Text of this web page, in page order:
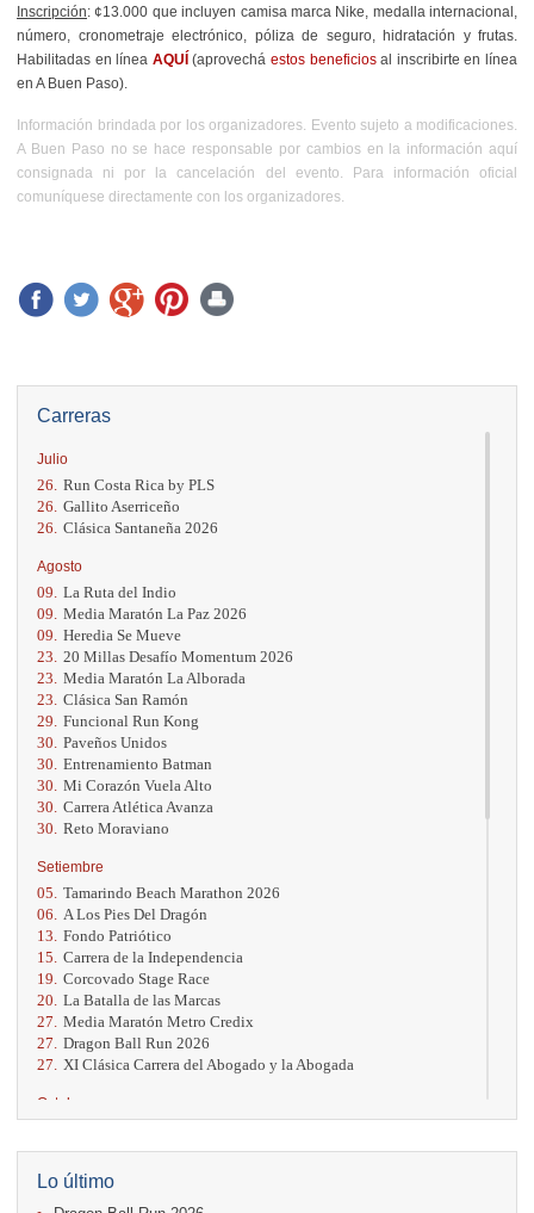
Carreras
Julio
26. Run Costa Rica by PLS
26. Gallito Aserriceño
26. Clásica Santaneña 2026
Agosto
09. La Ruta del Indio
09. Media Maratón La Paz 2026
09. Heredia Se Mueve
23. 20 Millas Desafío Momentum 2026
23. Media Maratón La Alborada
23. Clásica San Ramón
29. Funcional Run Kong
30. Paveños Unidos
30. Entrenamiento Batman
30. Mi Corazón Vuela Alto
30. Carrera Atlética Avanza
30. Reto Moraviano
Setiembre
05. Tamarindo Beach Marathon 2026
06.
A Los Pies Del Dragón
13. Fondo Patriótico
15. Carrera de la Independencia
19. Corcovado Stage Race
20. La Batalla de las Marcas
27. Media Maratón Metro Credix
27. Dragon Ball Run 2026
27.
XI Clásica Carrera del Abogado y la Abogada
Octubre
04. San Carlos Rosa
04.
Relevos Tres Ríos
04. Kilómetros Rosa
Lo último
Inscripción: ¢13.000 que incluyen camisa marca Nike, medalla internacional,
número, cronometraje electrónico, póliza de seguro, hidratación y frutas.
Habilitadas en línea AQUÍ (aprovecháestos beneficiosal inscribirte en línea
en A Buen Paso).
Información brindada por los organizadores. Evento sujeto a modificaciones.
A Buen Paso no se hace responsable por cambios en la información aquí
consignada ni por la cancelación del evento. Para información oficial
comuníquese directamente con los organizadores.